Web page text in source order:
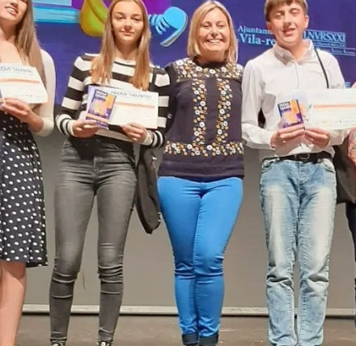
Valenciana de l’Alacantí lliura els Premis Sambori